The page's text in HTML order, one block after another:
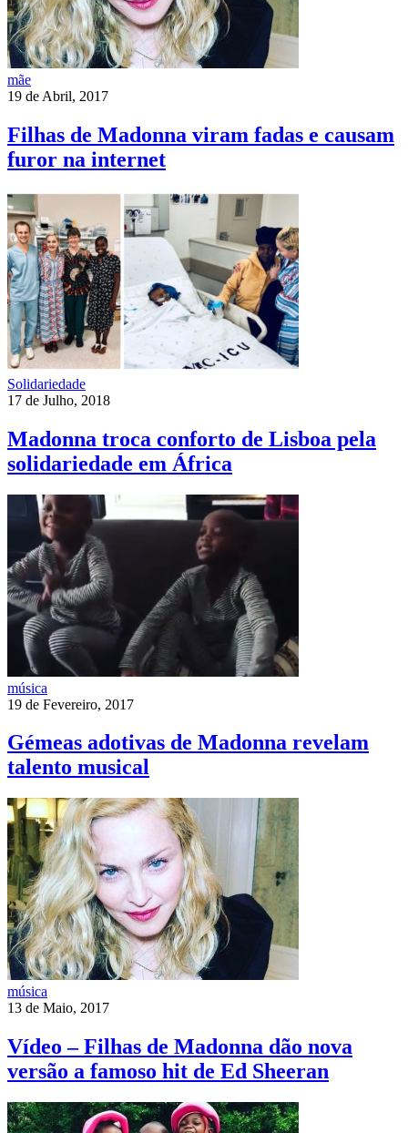
mãe
19 de Abril, 2017
Filhas de Madonna viram fadas e causam
furor na internet
Solidariedade
17 de Julho, 2018
Madonna troca conforto de Lisboa pela
solidariedade em África
música
19 de Fevereiro, 2017
Gémeas adotivas de Madonna revelam
talento musical
música
13 de Maio, 2017
Vídeo – Filhas de Madonna dão nova
versão a famoso hit de Ed Sheeran